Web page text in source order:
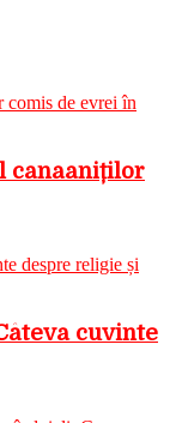
canaaniților
cuvinte